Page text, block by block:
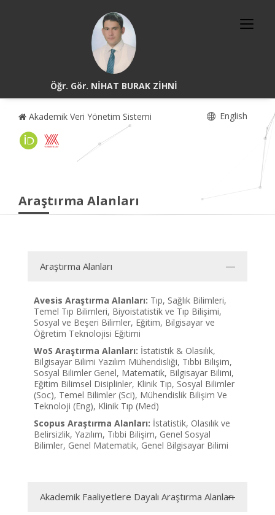
Öğr. Gör. NİHAT BURAK ZİHNİ
Akademik Veri Yönetim Sistemi English
Araştırma Alanları
Araştırma Alanları
Avesis Araştırma Alanları: Tıp, Sağlık Bilimleri,
Temel Tıp Bilimleri, Biyoistatistik ve Tıp Bilişimi,
Sosyal ve Beşeri Bilimler, Eğitim, Bilgisayar ve
Öğretim Teknolojisi Eğitimi
WoS Araştırma Alanları: İstatistik & Olasılık,
Bilgisayar Bilimi Yazılım Mühendisliği, Tıbbi Bilişim,
Sosyal Bilimler Genel, Matematik, Bilgisayar Bilimi,
Eğitim Bilimsel Disiplinler, Klinik Tıp, Sosyal Bilimler
(Soc), Temel Bilimler (Sci), Mühendislik Bilişim Ve
Teknoloji (Eng), Klinik Tıp (Med)
Scopus Araştırma Alanları: İstatistik, Olasılık ve
Belirsizlik, Yazılım, Tıbbi Bilişim, Genel Sosyal
Bilimler, Genel Matematik, Genel Bilgisayar Bilimi
Akademik Faaliyetlere Dayalı Araştırma Alanları